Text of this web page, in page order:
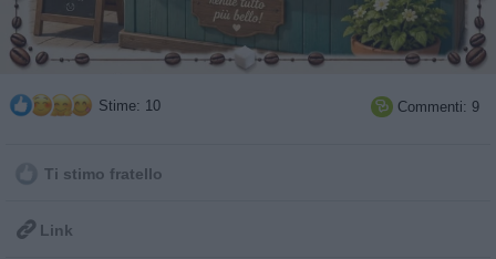
Stime: 10  Commenti: 9
Ti stimo fratello
 Link